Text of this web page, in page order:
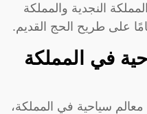
النجدية والمملكة
على طريح الحج القديم.
في المملكة
في إطار الحديث عن أشهر 10 معالم سياحية في المملكة،